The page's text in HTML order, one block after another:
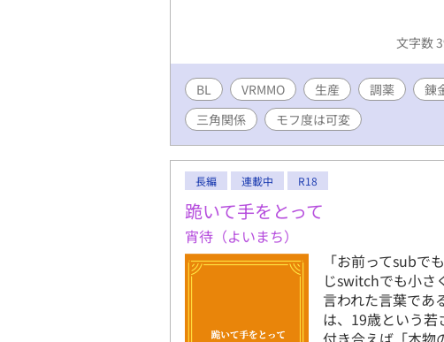
覧ください。 ※
文字数
BL VRMMO 生産 調薬 錬
三角関係
モフ度は可変
長編 連載中 R18
跪いて手をとって
宵待（よいまち）
「お前ってsubで
じswitchでも小
言われた言葉で
は、19歳という